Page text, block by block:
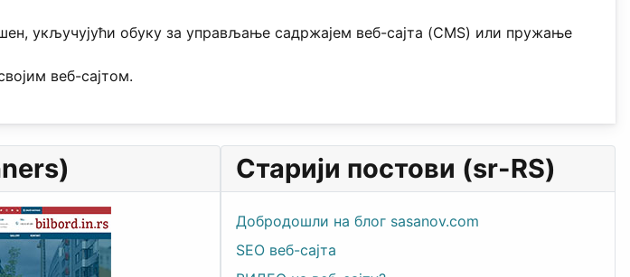
укључујући обуку за управљање садржајем веб-сајта (CMS) или пружање
веб-сајтом.
Старији постови (sr-RS)
Добродошли на блог sasanov.com
SEO веб-сајта